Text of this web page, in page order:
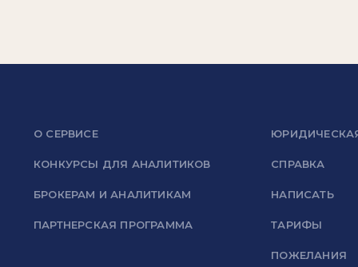
О СЕРВИСЕ
КОНКУРСЫ ДЛЯ АНАЛИТИКОВ
БРОКЕРАМ И АНАЛИТИКАМ
ПАРТНЕРСКАЯ ПРОГРАММА
СПРАВКА
НАПИСАТЬ
ТАРИФЫ
ПОЖЕЛАНИЯ